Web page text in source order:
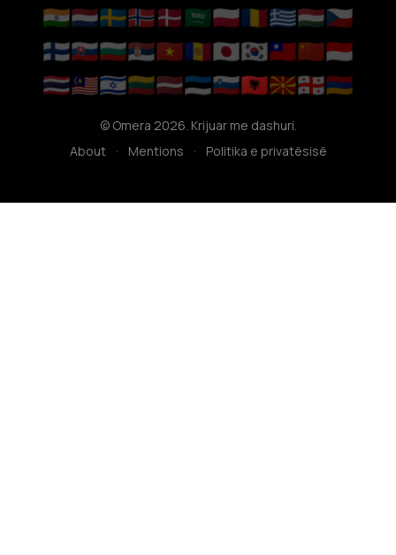
🇮🇳🇳🇱🇸🇪🇳🇴🇩🇰🇸🇦🇵🇱🇷🇴🇬🇷🇭🇺🇨🇿
🇫🇮🇸🇰🇧🇬🇷🇸🇻🇳🇦🇩🇯🇵🇰🇷🇹🇼🇨🇳🇮🇩
🇹🇭🇲🇾🇮🇱🇱🇹🇱🇻🇪🇪🇸🇮🇦🇱🇲🇰🇬🇪🇦🇲
© Omera 2026. Krijuar me dashuri.
About
· Mentions · Politika e privatësisë